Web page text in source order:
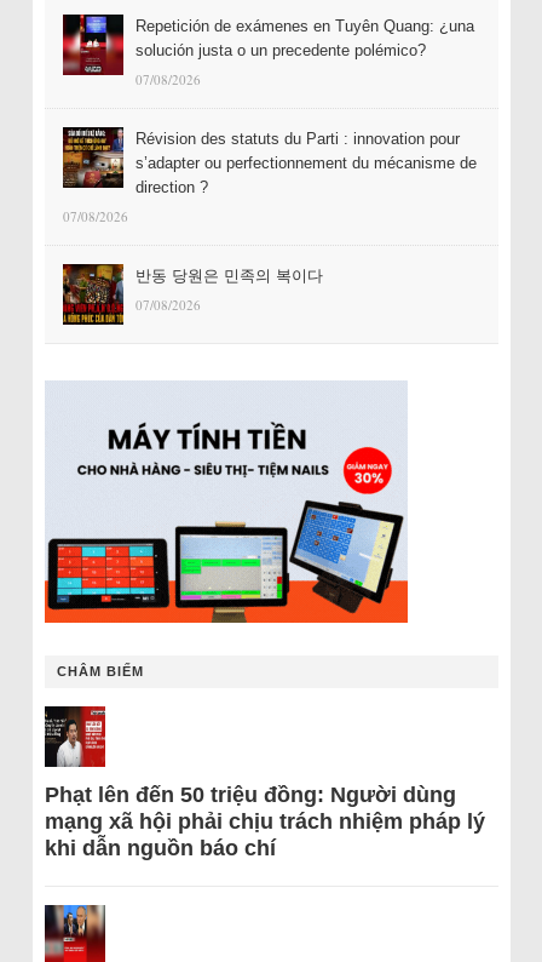
Repetición de exámenes en Tuyên Quang: ¿una
solución justa o un precedente polémico?
07/08/2026
Révision des statuts du Parti : innovation pour
s’adapter ou perfectionnement du mécanisme de
direction ?
07/08/2026
반동 당원은 민족의 복이다
07/08/2026
CHÂM BIẾM
Phạt lên đến 50 triệu đồng: Người dùng
mạng xã hội phải chịu trách nhiệm pháp lý
khi dẫn nguồn báo chí